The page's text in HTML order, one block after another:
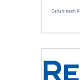
Gehalt: nach